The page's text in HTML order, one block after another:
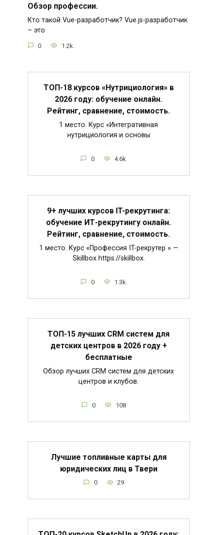
Обзор профессии.
Кто такой Vue-разработчик? Vue.js-разработчик
– это
0 1.2k.
ТОП-18 курсов «Нутрициология» в
2026 году: обучение онлайн.
Рейтинг, сравнение, стоимость.
1 место. Курс «Интегративная
нутрициология и основы
0 4.6k.
9+ лучших курсов IT-рекрутинга:
обучение ИТ-рекрутингу онлайн.
Рейтинг, сравнение, стоимость.
1 место. Курс «Профессия IT-рекрутер » —
Skillbox https://skillbox.
0 1.3k.
ТОП-15 лучших CRM систем для
детских центров в 2026 году +
бесплатные
Обзор лучших CRM систем для детских
центров и клубов.
0 108
Лучшие топливные карты для
юридических лиц в Твери
0 29